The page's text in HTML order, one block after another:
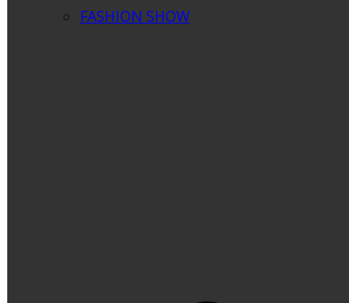
FASHION SHOW